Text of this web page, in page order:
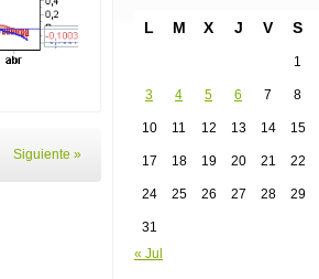
Siguiente »
L M X J V S
1
3 4 5 6 7 8
10 11 12 13 14 15
17 18 19 20 21 22
24 25 26 27 28 29
31
« Jul